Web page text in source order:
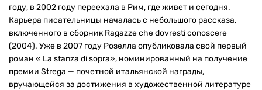
году, в 2002 году переехала в Рим, где живет и сегодня.
Карьера писательницы началась с небольшого рассказа,
включенного в сборник Ragazze che dovresti conoscere
(2004). Уже в 2007 году Розелла опубликовала свой первый
роман « La stanza di sopra», номинированный на получение
премии Strega — почетной итальянской награды,
вручающейся за достижения в художественной литературе